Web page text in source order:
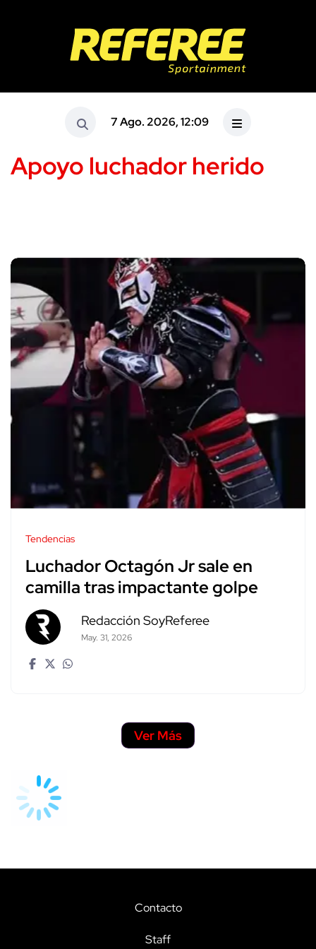
7 Ago. 2026, 12:09
Apoyo luchador herido
Tendencias
Luchador Octagón Jr sale en
camilla tras impactante golpe
Redacción SoyReferee
May. 31, 2026
Ver Más
Contacto
Staff